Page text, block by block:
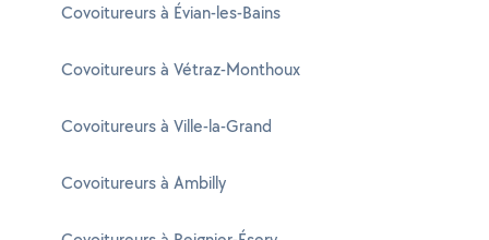
Covoitureurs à Évian-les-Bains
Covoitureurs à Vétraz-Monthoux
Covoitureurs à Ville-la-Grand
Covoitureurs à Ambilly